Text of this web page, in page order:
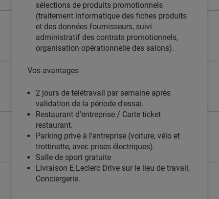
sélections de produits promotionnels
(traitement informatique des fiches produits
et des données fournisseurs, suivi
administratif des contrats promotionnels,
organisation opérationnelle des salons).
Vos avantages
2 jours de télétravail par semaine après
validation de la période d'essai.
Restaurant d'entreprise / Carte ticket
restaurant.
Parking privé à l'entreprise (voiture, vélo et
trottinette, avec prises électriques).
Salle de sport gratuite
Livraison E.Leclerc Drive sur le lieu de travail,
Conciergerie.